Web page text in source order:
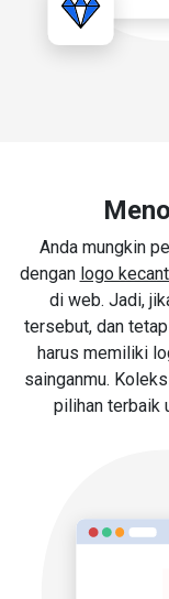
Anda mungkin
dengan logo
di web. Jadi,
tersebut, dan
harus memiliki
sainganmu.
pilihan terbaik